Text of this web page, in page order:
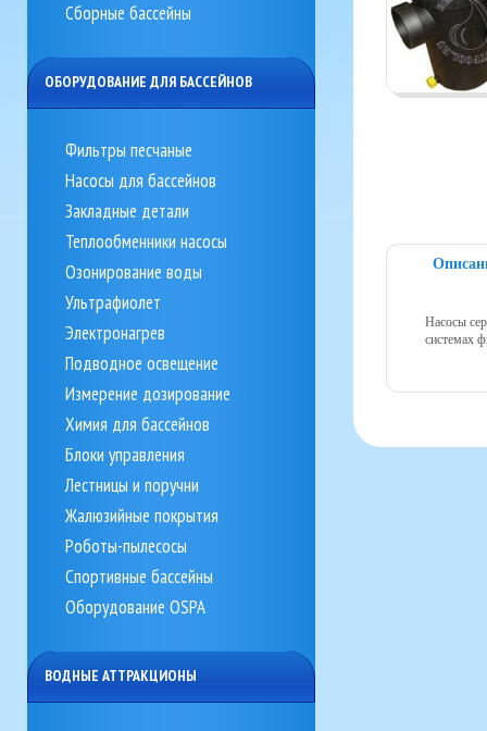
Сборные бассейны
ОБОРУДОВАНИЕ ДЛЯ БАССЕЙНОВ
Фильтры песчаные
Насосы для бассейнов
Закладные детали
Теплообменники насосы
Озонирование воды
Ультрафиолет
Электронагрев
Подводное освещение
Измерение дозирование
Химия для бассейнов
Блоки управления
Лестницы и поручни
Жалюзийные покрытия
Роботы-пылесосы
Спортивные бассейны
Оборудование OSPA
ВОДНЫЕ АТТРАКЦИОНЫ
Насосы
системах